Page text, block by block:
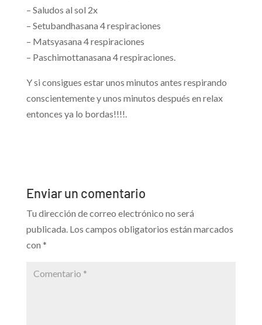
– Saludos al sol 2x
– Setubandhasana 4 respiraciones
– Matsyasana 4 respiraciones
– Paschimottanasana 4 respiraciones.
Y si consigues estar unos minutos antes respirando
conscientemente y unos minutos después en relax
entonces ya lo bordas!!!!.
Enviar un comentario
Tu dirección de correo electrónico no será
publicada. Los campos obligatorios están marcados
con *